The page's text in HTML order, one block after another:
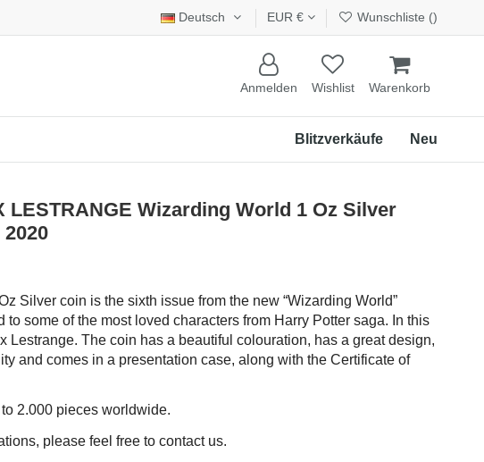
Deutsch EUR € Wunschliste ()
Anmelden Wishlist Warenkorb
Neu
Blitzverkäufe
LESTRANGE Wizarding World 1 Oz Silver
Silver coin is the sixth issue from the new “Wizarding World”
to some of the most loved characters from Harry Potter saga. In this
Lestrange. The coin has a beautiful colouration, has a great design,
and comes in a presentation case, along with the Certificate of
2.000 pieces worldwide.
please feel free to contact us.